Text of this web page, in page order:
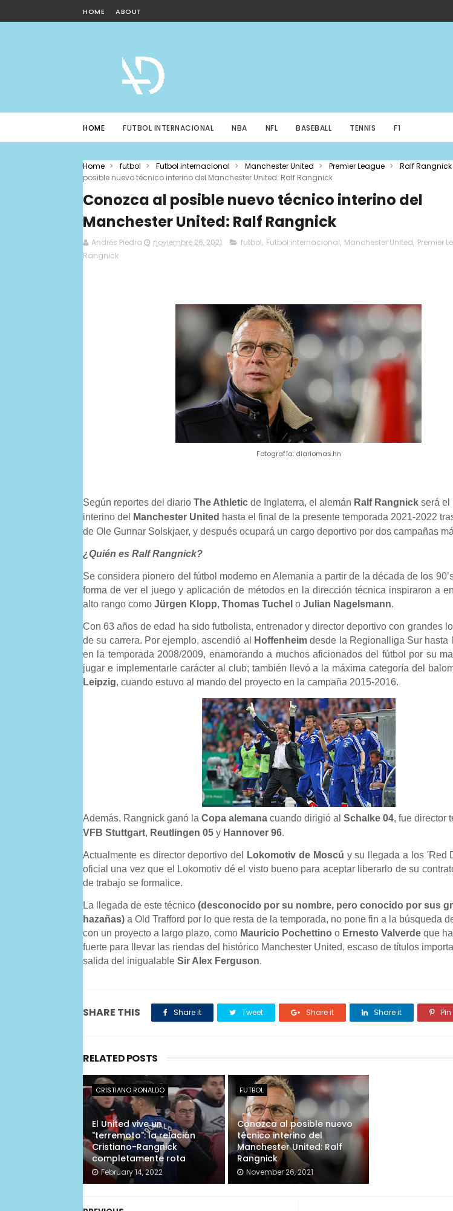
HOME ABOUT
HOME FUTBOL INTERNACIONAL NBA NFL BASEBALL TENNIS F1
Home > futbol > Futbol internacional > Manchester United > Premier League > Ralf Rangnick
posible nuevo técnico interino del Manchester United: Ralf Rangnick
Conozca al posible nuevo técnico interino del
Manchester United: Ralf Rangnick
Andrés Piedra noviembre 26, 2021 futbol, Futbol internacional, Manchester United, Premier
Rangnick
Fotografía: diariomas.hn
Según reportes del diario The Athletic de Inglaterra, el alemán Ralf Rangnick será el
interino del
Manchester United hasta el final de la presente temporada 2021-2022
de Ole Gunnar Solskjaer, y después ocupará un cargo deportivo por dos campañas
¿Quién es Ralf Rangnick?
Se considera pionero del fútbol moderno en Alemania a partir de la década de los
forma de ver el juego y aplicación de métodos en la dirección técnica inspiraron a
alto rango como Jürgen Klopp, Thomas Tuchel o Julian Nagelsmann.
Con 63 años de edad ha sido futbolista, entrenador y director deportivo con grandes
de su carrera. Por ejemplo, ascendió al
Hoffenheim desde la Regionalliga Sur hasta
en la temporada 2008/2009, enamorando a muchos aficionados del fútbol por su
jugar e implementarle carácter al club; también llevó a la máxima categoría del
Leipzig, cuando estuvo al mando del proyecto en la campaña 2015-2016.
Además, Rangnick ganó la Copa alemana cuando dirigió al Schalke 04, fue director
VFB Stuttgart, Reutlingen 05 y Hannover 96.
Actualmente es director deportivo del Lokomotiv de Moscú y su llegada a los 'Red
oficial una vez que el Lokomotiv dé el visto bueno para aceptar liberarlo de su
de trabajo se formalice.
La llegada de este técnico (desconocido por su nombre, pero conocido por sus
hazañas) a Old Trafford por lo que resta de la temporada, no pone fin a la búsqueda
con un proyecto a largo plazo, como Mauricio Pochettino o Ernesto Valverde que
fuerte para llevar las riendas del histórico Manchester United, escaso de títulos
salida del inigualable Sir Alex Ferguson.
SHARE THIS Share it Tweet Share it Share it
RELATED POSTS
CRISTIANO RONALDO
El United vive un
"terremoto": la relación
Cristiano-Rangnick
completamente rota
February 14, 2022
FUTBOL
Conozca al posible nuevo
técnico interino del
Manchester United: Ralf
Rangnick
November 26, 2021